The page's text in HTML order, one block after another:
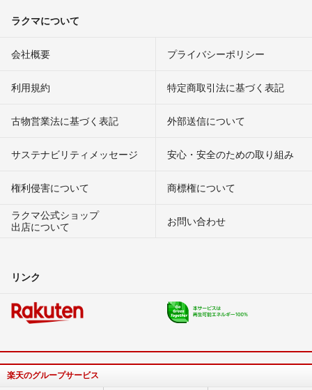
ラクマについて
会社概要 プライバシーポリシー
利用規約 特定商取引法に基づく表記
古物営業法に基づく表記 外部送信について
サステナビリティメッセージ 安心・安全のための取り組み
権利侵害について
商標権について
ラクマ公式ショップ
出店について
お問い合わせ
リンク
楽天のグループサービス